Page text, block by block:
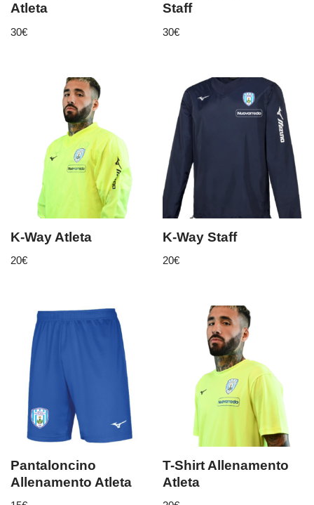
Atleta
30€
Staff
30€
K-Way Atleta
20€
K-Way Staff
20€
Pantaloncino
Allenamento Atleta
T-Shirt Allenamento
Atleta